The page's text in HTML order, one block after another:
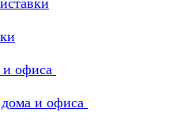
и офиса
и офиса